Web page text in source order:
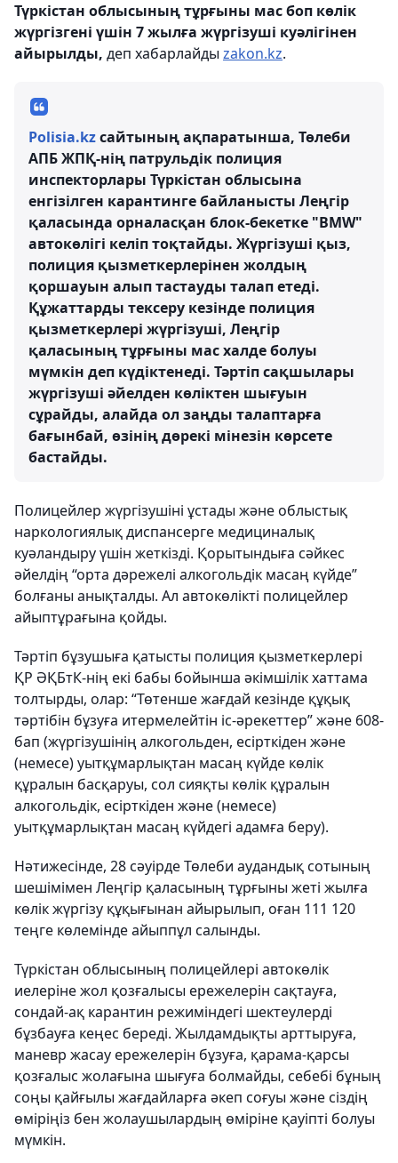
Түркістан облысының тұрғыны мас боп көлік
жүргізгені үшін 7 жылға жүргізуші куәлігінен
айырылды, деп хабарлайды zakon.kz.
Polisia.kzсайтының ақпаратынша, Төлеби
АПБ ЖПҚ-нің патрульдік полиция
инспекторлары Түркістан облысына
енгізілген карантинге байланысты Леңгір
қаласында орналасқан блок-бекетке "BMW"
автокөлігі келіп тоқтайды. Жүргізуші қыз,
полиция қызметкерлерінен жолдың
қоршауын алып тастауды талап етеді.
Құжаттарды тексеру кезінде полиция
қызметкерлері жүргізуші, Леңгір
қаласының тұрғыны мас халде болуы
мүмкін деп күдіктенеді. Тәртіп сақшылары
жүргізуші әйелден көліктен шығуын
сұрайды, алайда ол заңды талаптарға
бағынбай, өзінің дөрекі мінезін көрсете
бастайды.
Полицейлер жүргізушіні ұстады және облыстық
наркологиялық диспансерге медициналық
куәландыру үшін жеткізді. Қорытындыға сәйкес
әйелдің “орта дәрежелі алкогольдік масаң күйде”
болғаны анықталды. Ал автокөлікті полицейлер
айыптұрағына қойды.
Тәртіп бұзушыға қатысты полиция қызметкерлері
ҚР ӘҚБтК-нің екі бабы бойынша әкімшілік хаттама
толтырды, олар: “Төтенше жағдай кезінде құқық
тәртібін бұзуға итермелейтін іс-әрекеттер” және 608-
бап (жүргізушінің алкогольден, есірткіден және
(немесе) уытқұмарлықтан масаң күйде көлік
құралын басқаруы, сол сияқты көлік құралын
алкогольдік, есірткіден және (немесе)
уытқұмарлықтан масаң күйдегі адамға беру).
Нәтижесінде, 28 cәуірде Төлеби аудандық сотының
шешімімен Леңгір қаласының тұрғыны жеті жылға
көлік жүргізу құқығынан айырылып, оған 111 120
теңге көлемінде айыппұл салынды.
Түркістан облысының полицейлері автокөлік
иелеріне жол қозғалысы ережелерін сақтауға,
сондай-ақ карантин режиміндегі шектеулерді
бұзбауға кеңес береді. Жылдамдықты арттыруға,
маневр жасау ережелерін бұзуға, қарама-қарсы
қозғалыс жолағына шығуға болмайды, себебі бұның
соңы қайғылы жағдайларға әкеп соғуы және сіздің
өміріңіз бен жолаушылардың өміріне қауіпті болуы
мүмкін.